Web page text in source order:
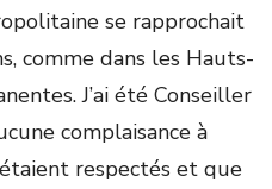
se rapprochait
comme dans les Hauts-
J’ai été Conseiller
complaisance à
respectés et que